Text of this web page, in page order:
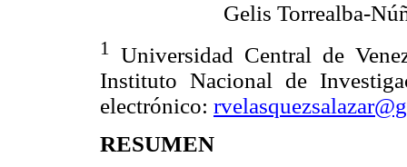
Gelis Torrealba-
1
Universidad Central de
Instituto Nacional de
electrónico:
RESUMEN